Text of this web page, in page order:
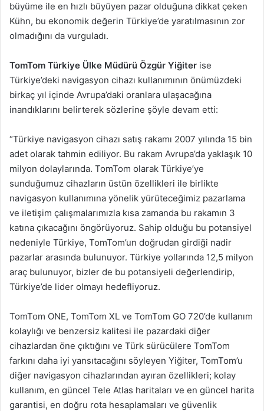
büyüme ile en hızlı büyüyen pazar olduğuna dikkat çeken
Kühn, bu ekonomik değerin Türkiye’de yaratılmasının zor
olmadığını da vurguladı.
TomTom Türkiye Ülke Müdürü Özgür Yiğiter ise
Türkiye’deki navigasyon cihazı kullanımının önümüzdeki
birkaç yıl içinde Avrupa’daki oranlara ulaşacağına
inandıklarını belirterek sözlerine şöyle devam etti:
“Türkiye navigasyon cihazı satış rakamı 2007 yılında 15 bin
adet olarak tahmin ediliyor. Bu rakam Avrupa’da yaklaşık 10
milyon dolaylarında. TomTom olarak Türkiye’ye
sunduğumuz cihazların üstün özellikleri ile birlikte
navigasyon kullanımına yönelik yürüteceğimiz pazarlama
ve iletişim çalışmalarımızla kısa zamanda bu rakamın 3
katına çıkacağını öngörüyoruz. Sahip olduğu bu potansiyel
nedeniyle Türkiye, TomTom’un doğrudan girdiği nadir
pazarlar arasında bulunuyor. Türkiye yollarında 12,5 milyon
araç bulunuyor, bizler de bu potansiyeli değerlendirip,
Türkiye’de lider olmayı hedefliyoruz.
TomTom ONE, TomTom XL ve TomTom GO 720’de kullanım
kolaylığı ve benzersiz kalitesi ile pazardaki diğer
cihazlardan öne çıktığını ve Türk sürücülere TomTom
farkını daha iyi yansıtacağını söyleyen Yiğiter, TomTom’u
diğer navigasyon cihazlarından ayıran özellikleri; kolay
kullanım, en güncel Tele Atlas haritaları ve en güncel harita
garantisi, en doğru rota hesaplamaları ve güvenlik